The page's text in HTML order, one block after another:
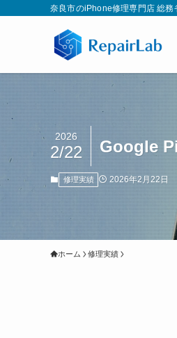
奈良市のiPhone修理専門店 総
Google
2026
2/22
修理実績 2026年2月22日
ホーム 修理実績